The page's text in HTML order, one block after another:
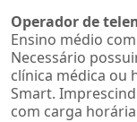
Operador de
Ensino médio
Necessário
clínica médica ou
Smart.
com carga